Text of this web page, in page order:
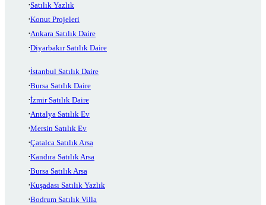
Satılık Yazlık
Konut Projeleri
Ankara Satılık Daire
Diyarbakır Satılık Daire
İstanbul Satılık Daire
Bursa Satılık Daire
İzmir Satılık Daire
Antalya Satılık Ev
Mersin Satılık Ev
Çatalca Satılık Arsa
Kandıra Satılık Arsa
Bursa Satılık Arsa
Kuşadası Satılık Yazlık
Bodrum Satılık Villa